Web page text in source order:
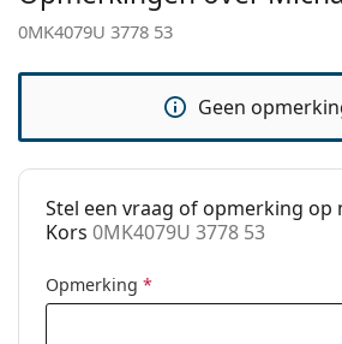
pads:
Verende
No
accessoires
Reinigingsdoekje: Ja
Geslacht:
Vrouwen
0MK4079U 3778 53
Geen
Stel een vraag of opmerking op
Kors 0MK4079U 3778 53
Opmerking *